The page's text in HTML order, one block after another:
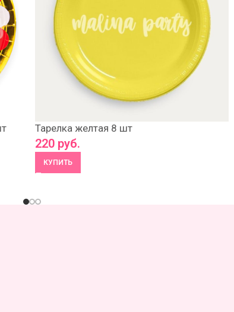
Тарелка желтая 8 шт
220 руб.
КУПИТЬ